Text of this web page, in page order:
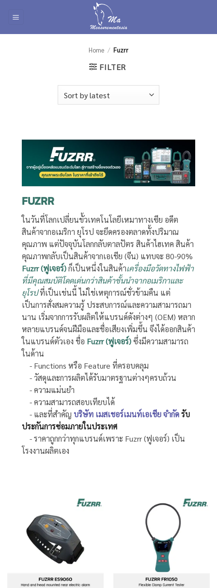
Home / Fuzrr
FILTER
FUZRR
ในวันที่โลกเปลี่ยนขั้วเทคโนโลยีเหมาทางเซีย อดีต
สินค้าจากอเมริกา ยุโรป จะยึดครองตลาดทั้งปริมาณ
คุณภาพ แต่ปัจจุบันโลกกลับตาลปัตร สินค้าไฮเทค สินค้า
คุณภาพกลับเป็นสินค้าจากเอเชีย (จีน) แทบจะ 80-90%
Fuzrr (ฟูเจอร์)ก็เป็นหนึ่งในสินค้าเครื่องมือวัดทางไฟฟ้า
ที่มีคุณสมบัติโดดเด่นกว่าสินค้าชั้นนำจากอเมริกาและ
ยุโรปที่เป็นเช่นนี้ ไม่ใช่เหตุการณ์ชั่วข้ามคืน แต่
เป็นการสั่งสมความรู้ ประสบการณ์และความสามารถมา
นาน เริ่มจากการรับผลิตให้แบรนด์ดังต่างๆ (OEM) หลาก
หลายแบรนด์จนฝีมือและชื่อเสียงเพิ่มขึ้น จึงได้ออกสินค้า
ในแบรนด์ตัวเอง ชื่อ Fuzrr (ฟูเจอร์)ซึ่งมีความสามารถ
ในด้าน
- Functions หรือ Feature ที่ครอบคลุม
- วัสดุและการผลิตได้รับมาตรฐานต่างๆครบถ้วน
- ความแม่นยำ
- ความสามารถสอบเทียบได้
- และที่สำคัญ บริษัท เมสเชอร์เมนท์เอเชีย จำกัดรับ
ประกันการซ่อมภายในประเทศ
- ราคาถูกกว่าทุกแบรนด์เพราะ Fuzrr (ฟูเจอร์) เป็น
โรงงานผลิตเอง